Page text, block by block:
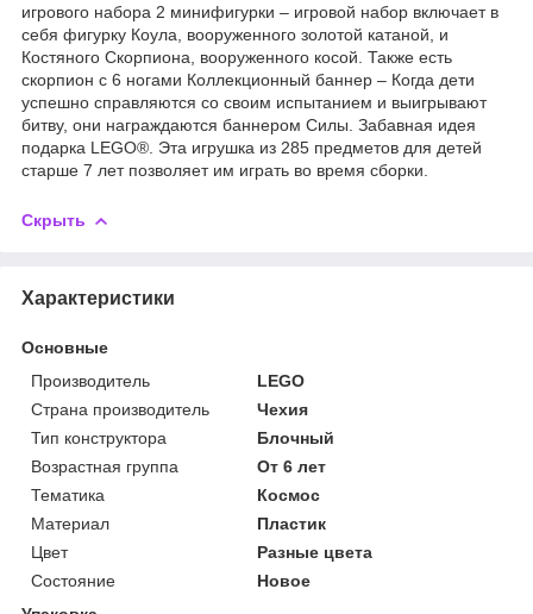
игрового набора 2 минифигурки – игровой набор включает в
себя фигурку Коула, вооруженного золотой катаной, и
Костяного Скорпиона, вооруженного косой. Также есть
скорпион с 6 ногами Коллекционный баннер – Когда дети
успешно справляются со своим испытанием и выигрывают
битву, они награждаются баннером Силы. Забавная идея
подарка LEGO®. Эта игрушка из 285 предметов для детей
старше 7 лет позволяет им играть во время сборки.
Скрыть
Характеристики
Основные
Производитель
LEGO
Страна производитель
Чехия
Тип конструктора
Блочный
Возрастная группа
От 6 лет
Тематика
Космос
Материал
Пластик
Цвет
Разные цвета
Состояние
Новое